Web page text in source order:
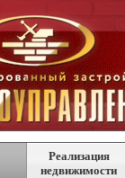
Реализация
недвижимости